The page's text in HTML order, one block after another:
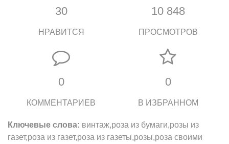
30
НРАВИТСЯ
10 848
ПРОСМОТРОВ
0
КОММЕНТАРИЕВ
0
В ИЗБРАННОМ
Ключевые слова: винтаж,роза из бумаги,розы из
газет,роза из газет,роза из газеты,розы,роза своими